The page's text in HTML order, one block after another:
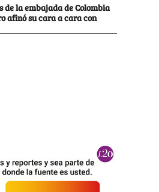
de la embajada de Colombia
afinó su cara a cara con